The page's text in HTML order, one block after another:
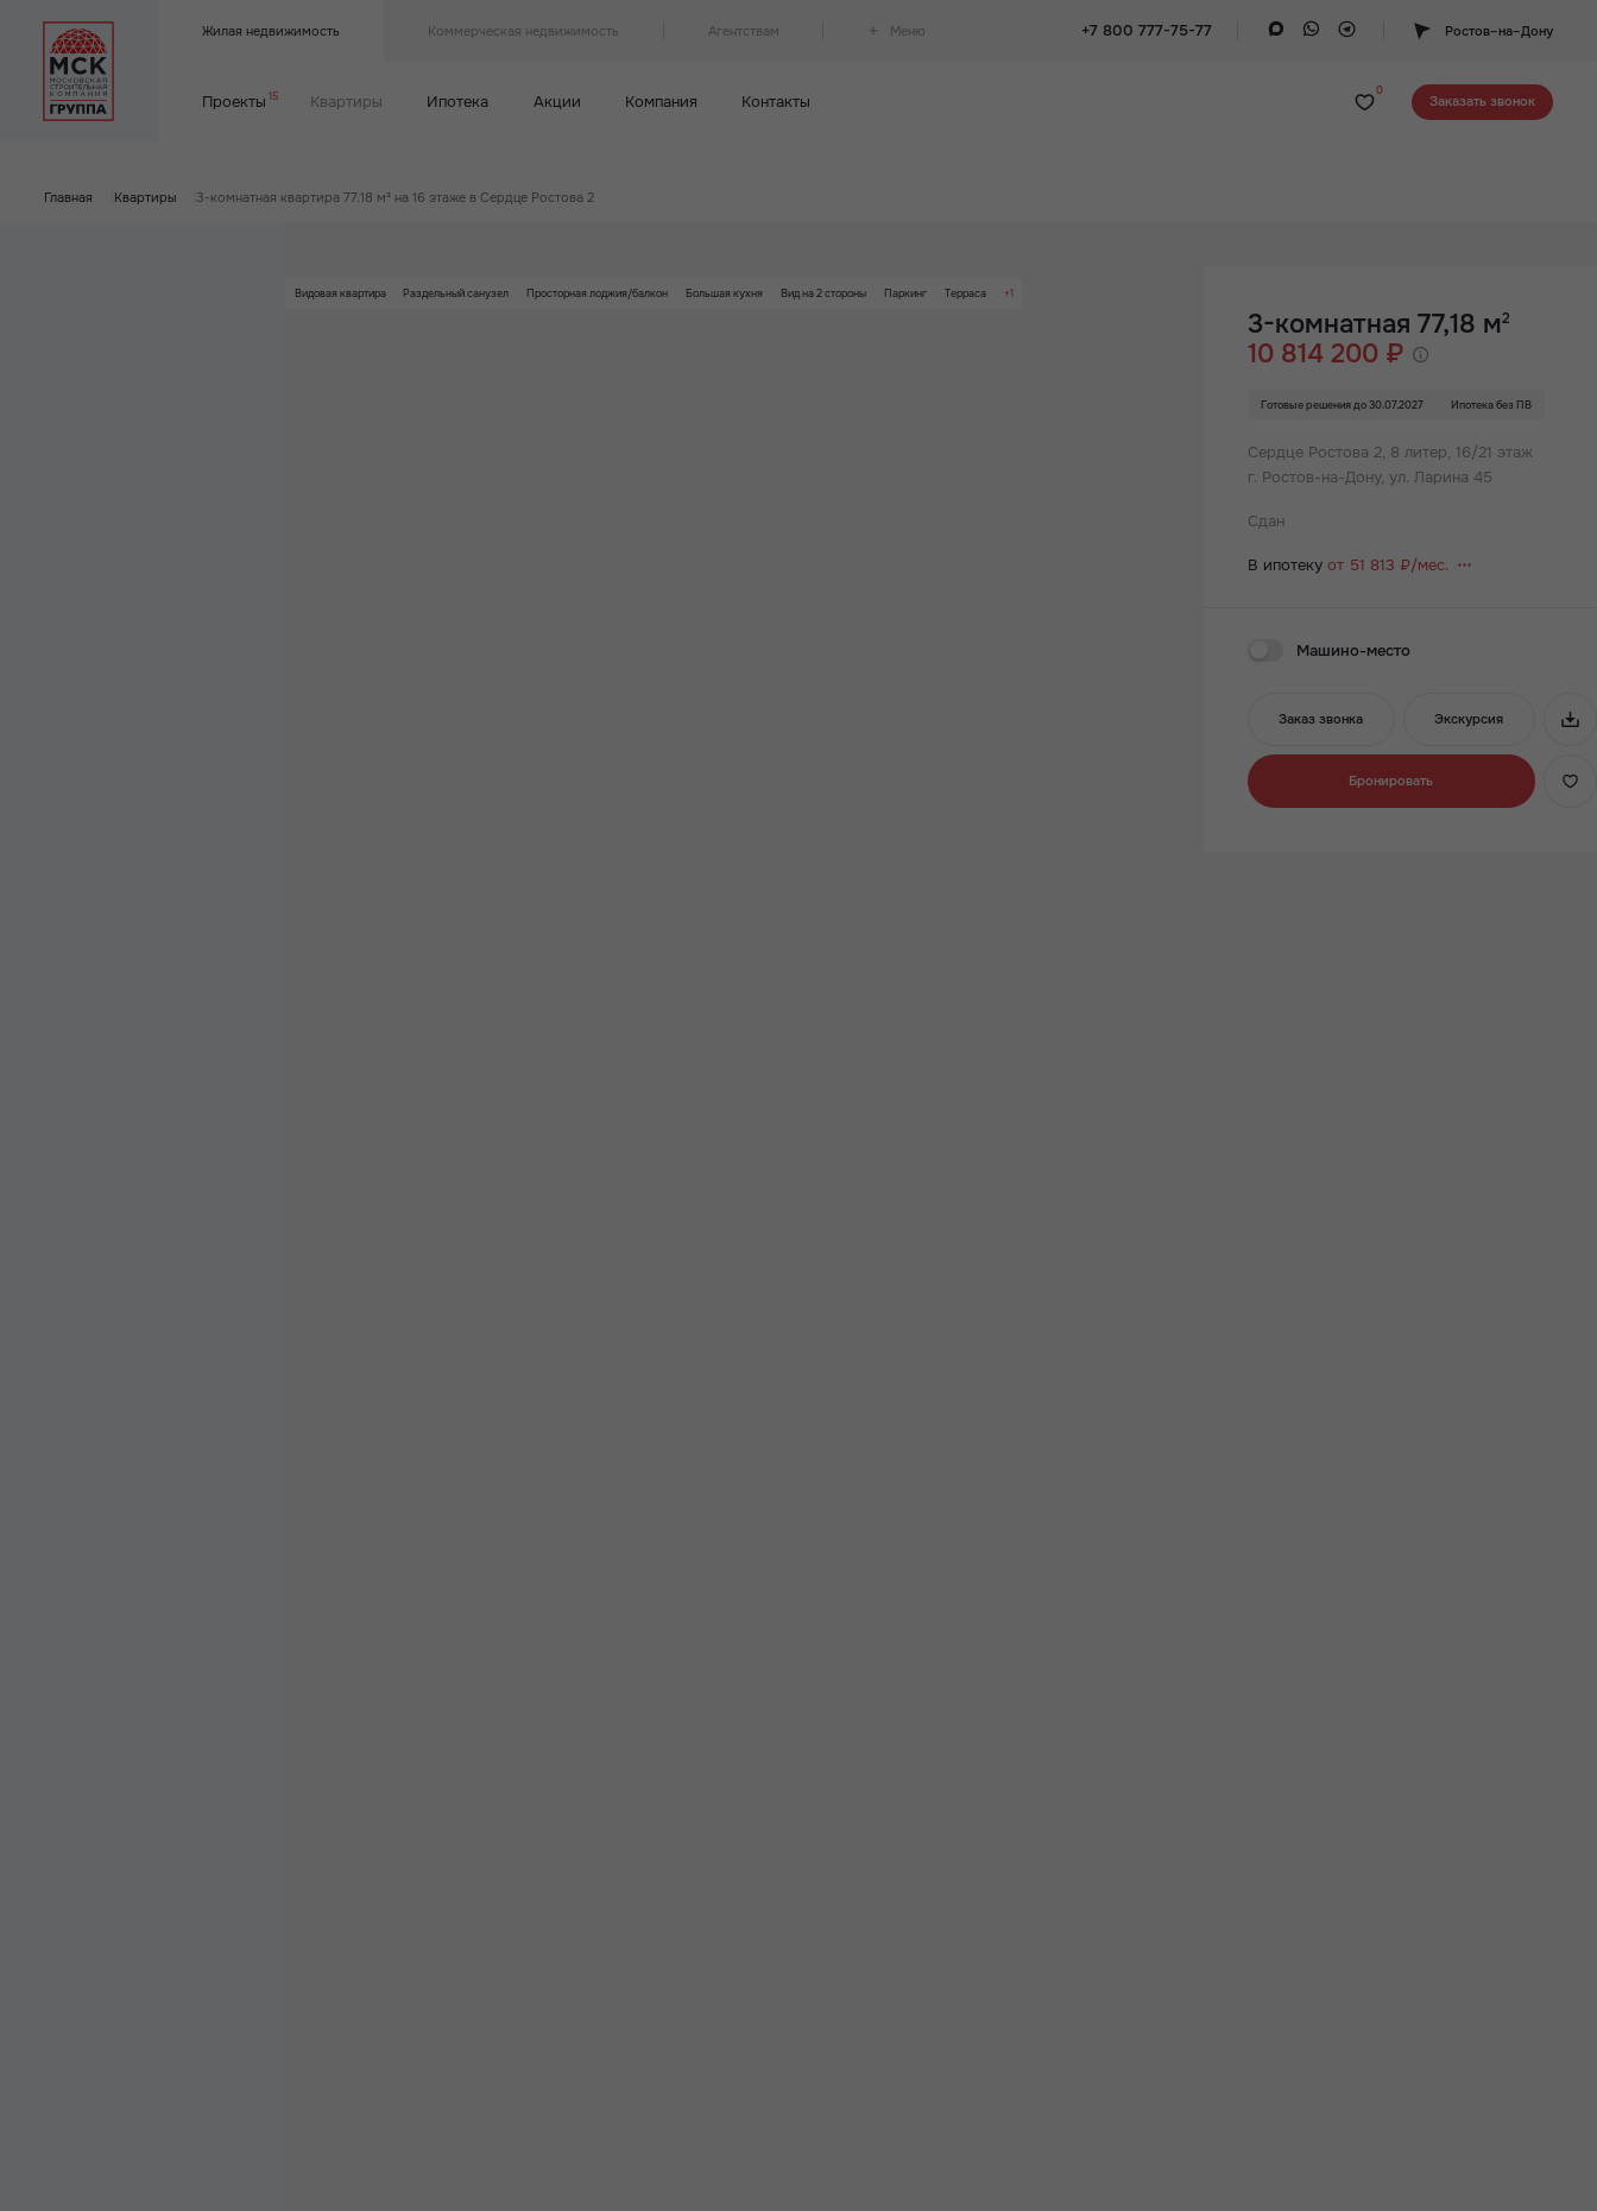
Жилая недвижимость Коммерческая недвижимость Агентствам Меню +7 800 777-75-77 Ростов–на–Дону
Проекты 15 Квартиры Ипотека Акции Компания Контакты
0
Заказать звонок
Главная Квартиры 3-комнатная квартира 77.18 м² на 16 этаже в Сердце Ростова 2
+1
Видовая квартира Раздельный санузел Просторная лоджия/балкон Большая кухня Вид на 2 стороны Паркинг Терраса
3-комнатная 77,18 м2
10 814 200 ₽
Готовые решения до 30.07.2027 Ипотека без ПВ
Сердце Ростова 2, 8 литер, 16/21 этаж
г. Ростов-на-Дону, ул. Ларина 45
Сдан
В ипотеку от 51 813 ₽/мес.
Машино-место
Заказ звонка Экскурсия
Бронировать